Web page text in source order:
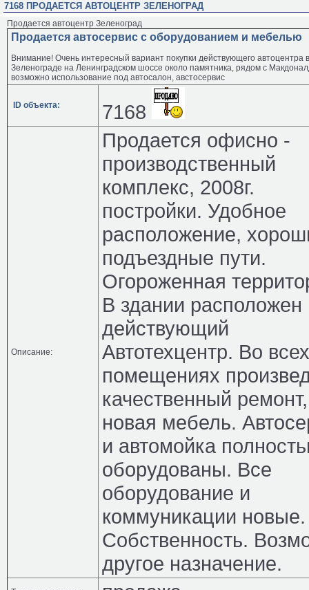
7168 ПРОДАЕТСЯ АВТОЦЕНТР ЗЕЛЕНОГРАД
Продается автоцентр Зеленоград
Продается автосервис с оборудованием и мебелью
Внимание! Очень интересный вариант покупки действующего автоцентра в
Зеленограде на Ленинградском шоссе около памятника, рядом с
возможно использование под автосалон, австосервис
ID объекта: 7168
Описание:
Продается офисно -
производственный
комплекс, 2008г.
постройки. Удобное
расположение,
подъездные пути.
Огороженная
В здании расположен
действующий
Автотехцентр. Во всех
помещениях
качественный ремонт,
новая мебель.
и автомойка
оборудованы. Все
оборудование и
коммуникации новые.
Собственность.
другое назначение.